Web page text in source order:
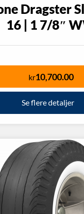
Dragster
16 | 1 7/8″
kr10,700.00
Se flere detaljer